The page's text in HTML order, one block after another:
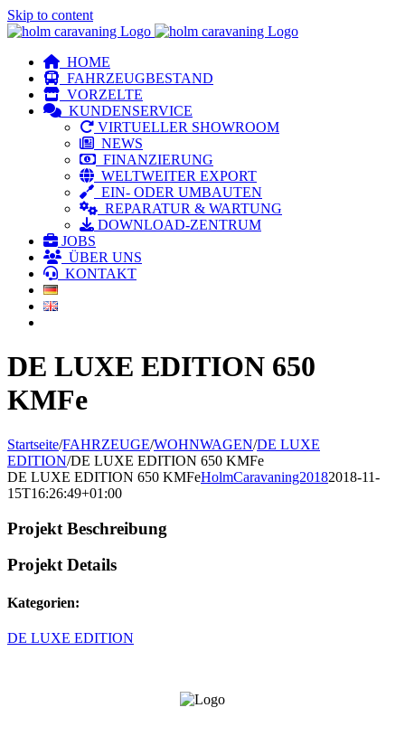
Skip to content
HOME
FAHRZEUGBESTAND
VORZELTE
KUNDENSERVICE
VIRTUELLER SHOWROOM
NEWS
FINANZIERUNG
WELTWEITER EXPORT
EIN- ODER UMBAUTEN
REPARATUR & WARTUNG
DOWNLOAD-ZENTRUM
JOBS
ÜBER UNS
KONTAKT
DE LUXE EDITION 650
KMFe
Startseite/FAHRZEUGE/WOHNWAGEN/DE LUXE
EDITION/DE LUXE EDITION 650 KMFe
DE LUXE EDITION 650 KMFeHolmCaravaning20182018-11-
15T16:26:49+01:00
Projekt Beschreibung
Projekt Details
Kategorien:
DE LUXE EDITION